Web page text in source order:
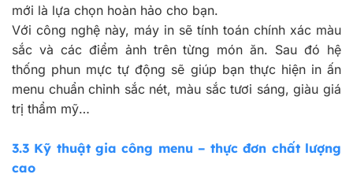
mới là lựa chọn hoàn hảo cho bạn.
Với công nghệ này, máy in sẽ tính toán chính xác màu
sắc và các điểm ảnh trên từng món ăn. Sau đó hệ
thống phun mực tự động sẽ giúp bạn thực hiện in ấn
menu chuẩn chỉnh sắc nét, màu sắc tươi sáng, giàu giá
trị thẩm mỹ…
3.3 Kỹ thuật gia công menu – thực đơn chất lượng
cao